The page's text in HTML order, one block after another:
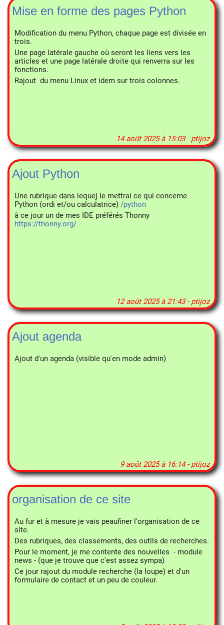
Mise en forme des pages Python
Modification du menu Python, chaque page est divisée en
trois.
Une page latérale gauche où seront les liens vers les
articles et une page latérale droite qui renverra sur les
fonctions.
Rajout du menu Linux et idem sur trois colonnes.
14 août 2025 à 15:03 - ptijoz
Ajout Python
Une rubrique dans lequej le mettrai ce qui concerne
Python (ordi et/ou calculatrice) /python
à ce jour un de mes IDE préférés Thonny
https://thonny.org/
12 août 2025 à 21:43 - ptijoz
Ajout agenda
Ajout d'un agenda (visible qu'en mode admin)
9 août 2025 à 16:14 - ptijoz
organisation de ce site
Au fur et à mesure je vais peaufiner l'organisation de ce
site.
Des rubriques, des classements, des outils de recherches.
Pour le moment, je me contente des nouvelles - module
news - (que je trouve que c'est assez sympa)
Ce jour rajout du module recherche (la loupe) et d'un
formulaire de contact et un peu de couleur.